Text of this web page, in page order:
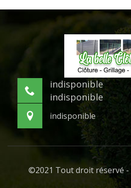
indisponible
indisponible
indisponible
©2021 Tout droit réservé -